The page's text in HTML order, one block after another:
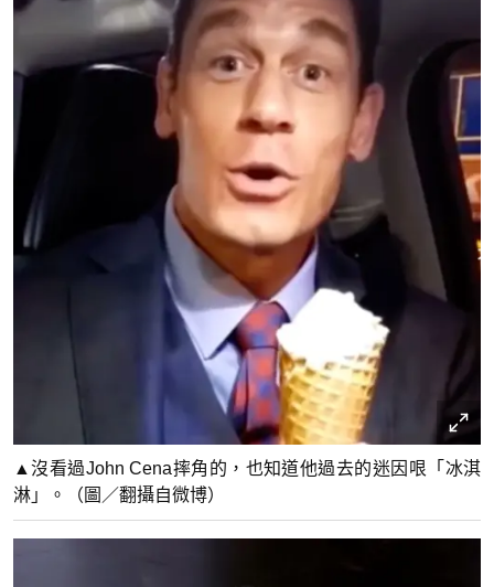
▲沒看過John Cena摔角的，也知道他過去的迷因哏「冰淇
淋」。（圖／翻攝自微博）